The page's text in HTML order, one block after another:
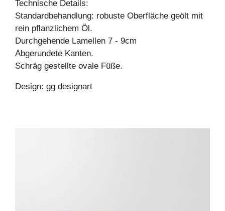
Technische Details:
Standardbehandlung: robuste Oberfläche geölt mit
rein pflanzlichem Öl.
Durchgehende Lamellen 7 - 9cm
Abgerundete Kanten.
Schräg gestellte ovale Füße.
Design: gg designart